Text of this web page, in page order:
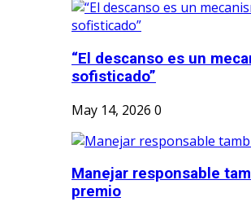
“El descanso es un
sofisticado”
May 14, 2026 0
Manejar responsable
premio